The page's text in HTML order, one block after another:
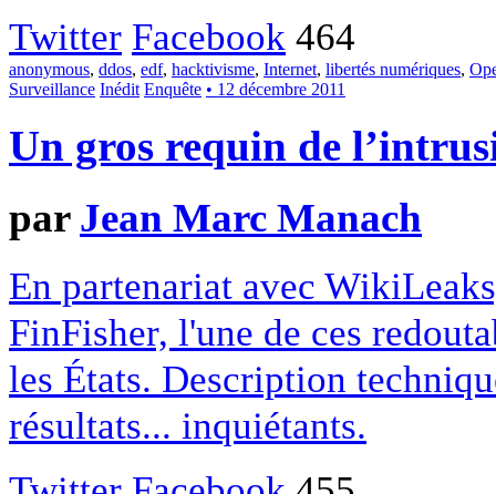
Twitter Facebook 464
anonymous, ddos, edf, hacktivisme, Internet, libertés numériques,
Surveillance Inédit Enquête • 12 décembre 2011
Un gros requin de
par Jean Marc Manach
En partenariat avec
FinFisher, l'une de ces
les États. Description
résultats... inquiétants.